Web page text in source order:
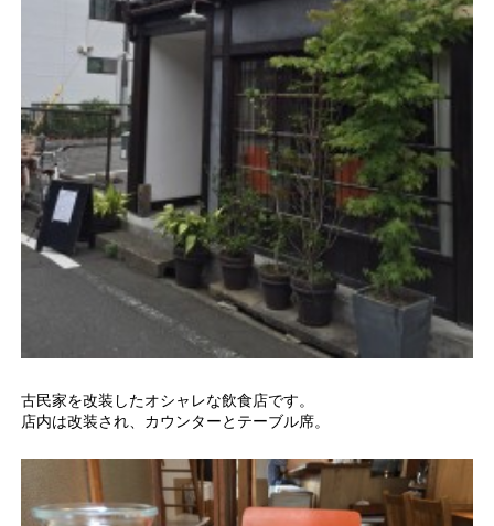
古民家を改装したオシャレな飲食店です。
店内は改装され、カウンターとテーブル席。